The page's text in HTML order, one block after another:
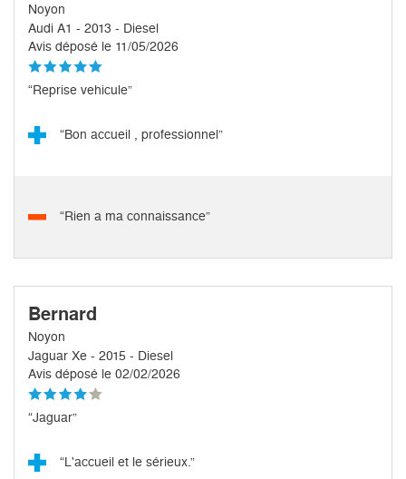
Noyon
Audi A1 - 2013 - Diesel
Avis déposé le 11/05/2026
“Reprise vehicule”
“Bon accueil , professionnel”
“Rien a ma connaissance”
Bernard
Noyon
Jaguar Xe - 2015 - Diesel
Avis déposé le 02/02/2026
“Jaguar”
“L'accueil et le sérieux.”